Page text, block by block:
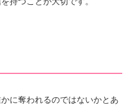
に奪われるのではないかとあ